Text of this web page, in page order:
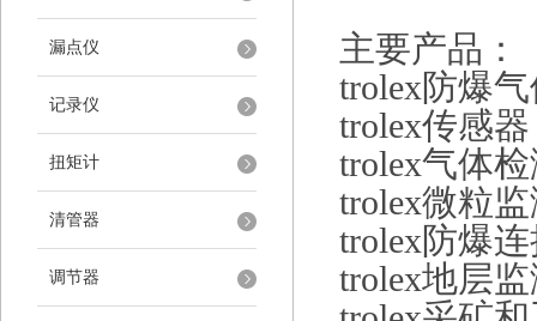
漏点仪
记录仪
扭矩计
清管器
调节器
主要产品：
trolex防爆
trolex传感器
trolex气体
trolex微粒
trolex防爆
trolex地层